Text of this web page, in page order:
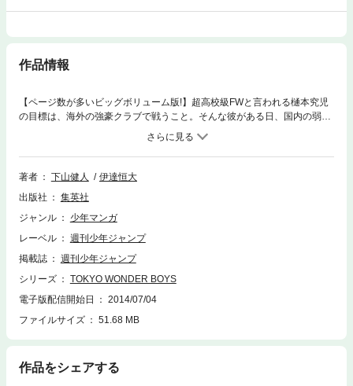
作品情報
【ページ数が多いビッグボリューム版!】超高校級FWと言われる樋本究児
の目標は、海外の強豪クラブで戦うこと。そんな彼がある日、国内の弱小
チーム･SA西ヶ丘に招かれ｢西ヶ丘を世界で戦わせてやる!!｣と豪語する高校
著者 下山健人
伊達恒大
出版社
集英社
ジャンル
少年マンガ
レーベル
週刊少年ジャンプ
掲載誌
週刊少年ジャンプ
シリーズ
TOKYO WONDER BOYS
電子版配信開始日
2014/07/04
ファイルサイズ
51.68 MB
作品をシェアする